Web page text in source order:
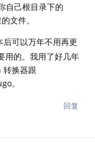
自己根目录下的
文件。
可以万年不用再更
用的。我用了好几年
换器跟
。
回复